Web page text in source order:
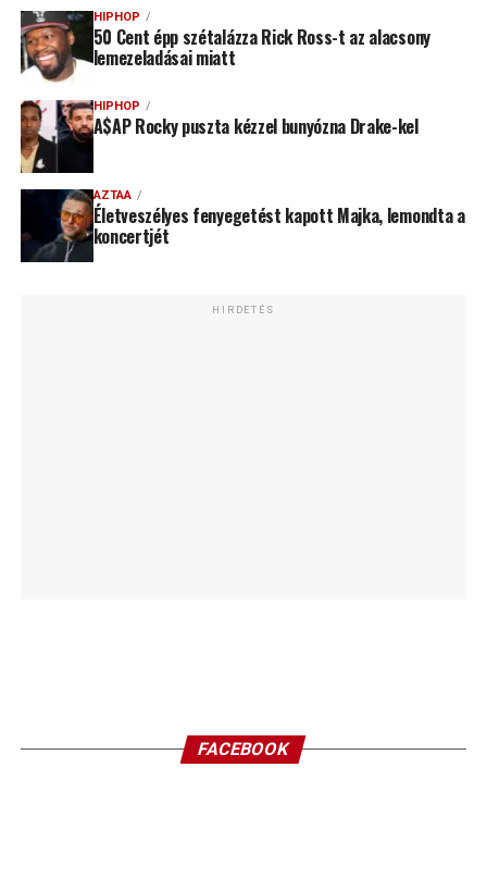
HIPHOP
50 Cent épp szétalázza Rick Ross-t az alacsony
lemezeladásai miatt
HIPHOP
A$AP Rocky puszta kézzel bunyózna Drake-kel
AZTAA
Életveszélyes fenyegetést kapott Majka, lemondta a
koncertjét
HIRDETÉS
FACEBOOK